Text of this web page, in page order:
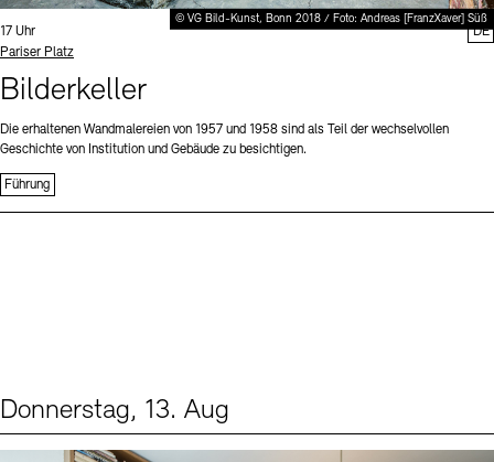
© VG Bild-Kunst, Bonn 2018 / Foto: Andreas [FranzXaver] Süß
Uhrzeit:
17 Uhr
Standort
Pariser Platz
Bilderkeller
Die erhaltenen Wandmalereien von 1957 und 1958 sind als Teil der wechselvollen
Geschichte von Institution und Gebäude zu besichtigen.
Führung
DE
Donnerstag, 13. Aug